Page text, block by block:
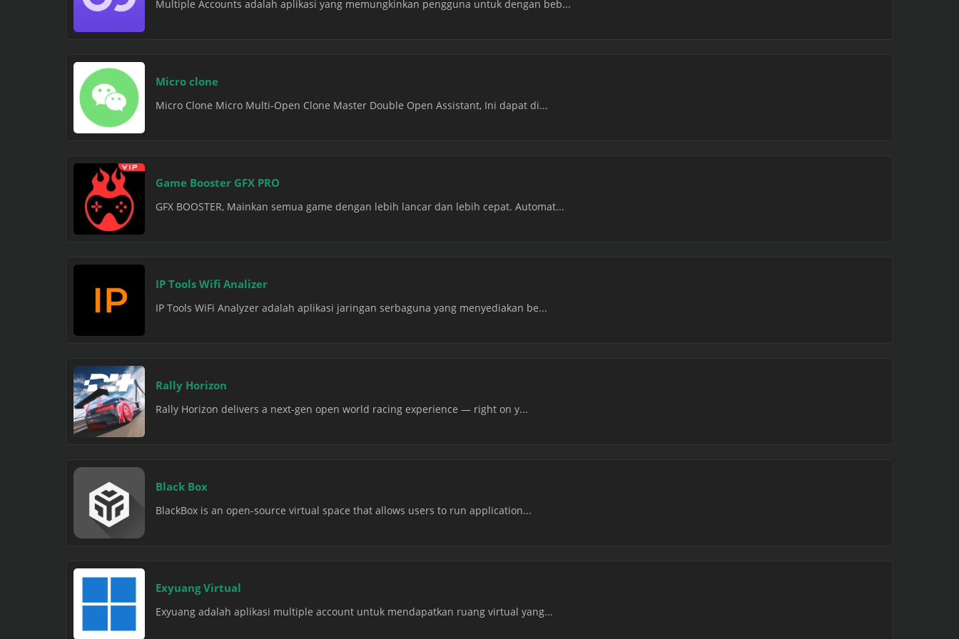
Multiple Accounts adalah aplikasi yang memungkinkan pengguna untuk dengan beb...
Micro clone
Micro Clone Micro Multi-Open Clone Master Double Open Assistant, Ini dapat di...
Game Booster GFX PRO
GFX BOOSTER, Mainkan semua game dengan lebih lancar dan lebih cepat. Automat...
IP Tools Wifi Analizer
IP Tools WiFi Analyzer adalah aplikasi jaringan serbaguna yang menyediakan be...
Rally Horizon
Rally Horizon delivers a next-gen open world racing experience — right on y...
Black Box
BlackBox is an open-source virtual space that allows users to run application...
Exyuang Virtual
Exyuang adalah aplikasi multiple account untuk mendapatkan ruang virtual yang...